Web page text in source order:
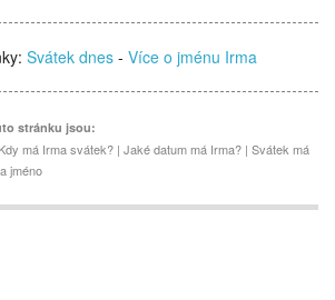
Svátek dnes - Více o jménu Irma
stránku jsou:
má Irma svátek? | Jaké datum má Irma? | Svátek má
jméno